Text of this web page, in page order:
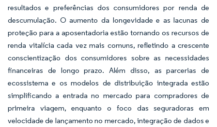
resultados e preferências dos consumidores por renda de
descumulação. O aumento da longevidade e as lacunas de
proteção para a aposentadoria estão tornando os recursos de
renda vitalícia cada vez mais comuns, refletindo a crescente
conscientização dos consumidores sobre as necessidades
financeiras de longo prazo. Além disso, as parcerias de
ecossistema e os modelos de distribuição integrada estão
simplificando a entrada no mercado para compradores de
primeira viagem, enquanto o foco das seguradoras em
velocidade de lançamento no mercado, integração de dados e